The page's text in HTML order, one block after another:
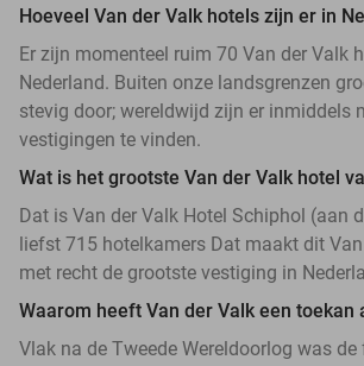
Hoeveel Van der Valk hotels zijn er in
Er zijn momenteel ruim 70 Van der Valk
Nederland. Buiten onze landsgrenzen
stevig door; wereldwijd zijn er inmiddels
vestigingen te vinden.
Wat is het grootste Van der Valk hotel
Dat is Van der Valk Hotel Schiphol (aan
liefst 715 hotelkamers Dat maakt dit
met recht de grootste vestiging in
Waarom heeft Van der Valk een toekan
Vlak na de Tweede Wereldoorlog was